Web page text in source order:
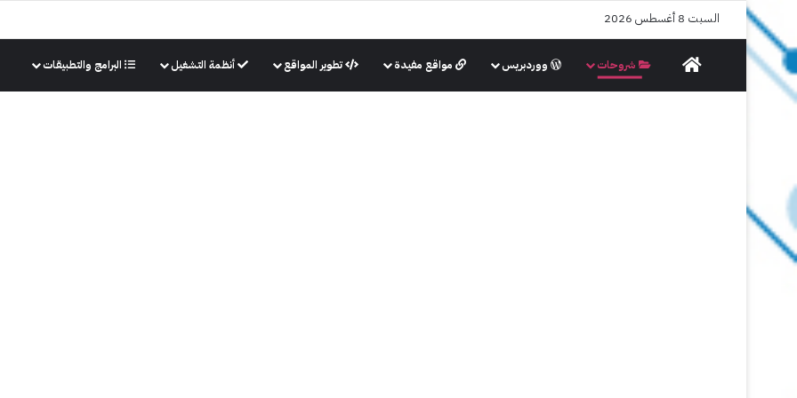
السبت 8 أغسطس 2026
الرئيسية شروحات ووردبريس مواقع مفيدة تطوير المواقع أنظمة التشغيل البرامج والتطبيقات